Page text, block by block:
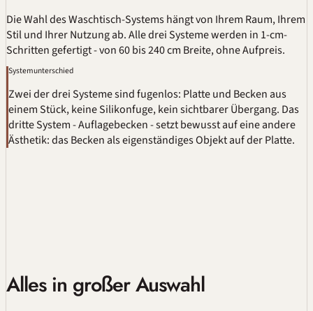
Die Wahl des Waschtisch-Systems hängt von Ihrem Raum, Ihrem
Stil und Ihrer Nutzung ab. Alle drei Systeme werden in 1-cm-
Schritten gefertigt - von 60 bis 240 cm Breite, ohne Aufpreis.
Systemunterschied
Zwei der drei Systeme sind fugenlos: Platte und Becken aus
einem Stück, keine Silikonfuge, kein sichtbarer Übergang. Das
dritte System - Auflagebecken - setzt bewusst auf eine andere
Ästhetik: das Becken als eigenständiges Objekt auf der Platte.
Alles in großer Auswahl